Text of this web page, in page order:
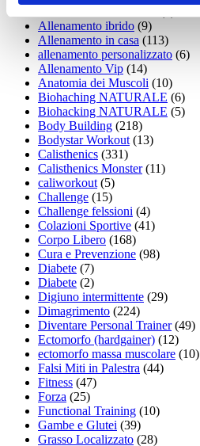
Allenamento ibrido (9)
Allenamento in casa (113)
allenamento personalizzato (6)
Allenamento Vip (14)
Anatomia dei Muscoli (10)
Biohaching NATURALE (6)
Biohacking NATURALE (5)
Body Building (218)
Bodystar Workout(13)
Calisthenics (331)
Calisthenics Monster(11)
caliworkout(5)
Challenge (15)
Challenge felssioni (4)
Colazioni Sportive (41)
Corpo Libero (168)
Cura e Prevenzione (98)
Diabete (7)
Diabete (2)
Digiuno intermittente (29)
Dimagrimento (224)
Diventare Personal Trainer(49)
Ectomorfo (hardgainer) (12)
ectomorfo massa muscolare (10)
Falsi Miti in Palestra (44)
Fitness (47)
Forza (25)
Functional Training (10)
Gambe e Glutei (39)
Grasso Localizzato (28)